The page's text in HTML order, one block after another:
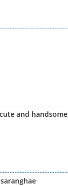
and handsome